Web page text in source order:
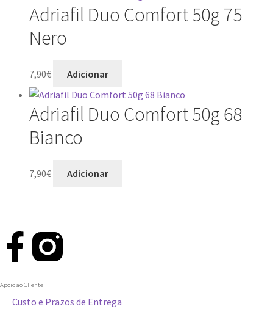
Adriafil Duo Comfort 50g 75
Nero
7,90€ Adicionar
Adriafil Duo Comfort 50g 68
Bianco
7,90€ Adicionar
Apoio ao Cliente
Custo e Prazos de Entrega